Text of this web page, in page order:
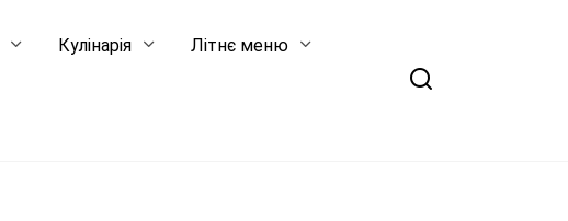
Кулінарія Літнє меню